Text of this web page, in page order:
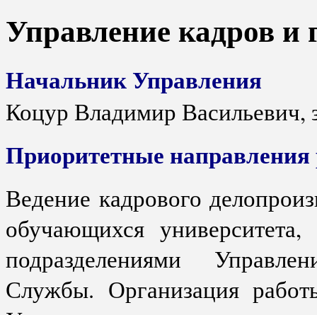
Управление кадров
Начальник Управления
Коцур Владимир
Приоритетные
Ведение кадрового
обучающихся
подразделениями
Службы. Организация